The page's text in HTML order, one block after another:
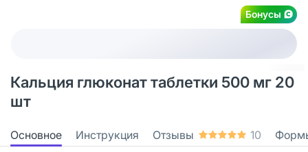
Бонусы
Кальция глюконат таблетки 500 мг 20
шт
Основное Инструкция Отзывы 10